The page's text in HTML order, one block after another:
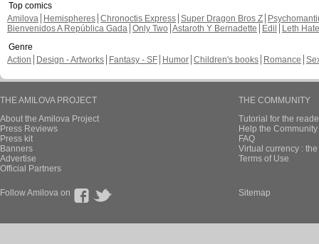
Top comics
Amilova
Hemispheres Chronoctis Express Super Dragon Bros Z
Bienvenidos A República Gada Only Two Astaroth Y Bernadette Edil
Leth Hate
Genre
Action
Design - Artworks Fantasy - SF Humor Children's books Romance
THE AMILOVA PROJECT
About the Amilova Project
Press Reviews
Press kit
Banners
Advertise
Official Partners
THE COMMUNITY
Tutorial for the
Help the
FAQ
Virtual currency :
Terms of Use
Follow Amilova on Sitemap